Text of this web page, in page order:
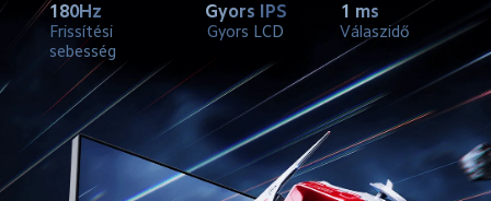
180Hz
Frissítési
sebesség
Gyors IPS
Gyors LCD
1 ms
Válaszidő